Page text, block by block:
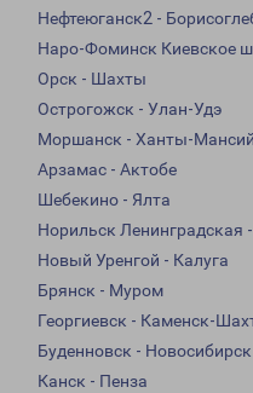
Нефтеюганск2 -
Наро-Фоминск Киевское
Орск - Шахты
Острогожск - Улан-Удэ
Моршанск - Ханты-
Арзамас - Актобе
Шебекино - Ялта
Норильск Ленинградская
Новый Уренгой - Калуга
Брянск - Муром
Георгиевск - Каменск-
Буденновск - Новосибирск
Канск - Пенза